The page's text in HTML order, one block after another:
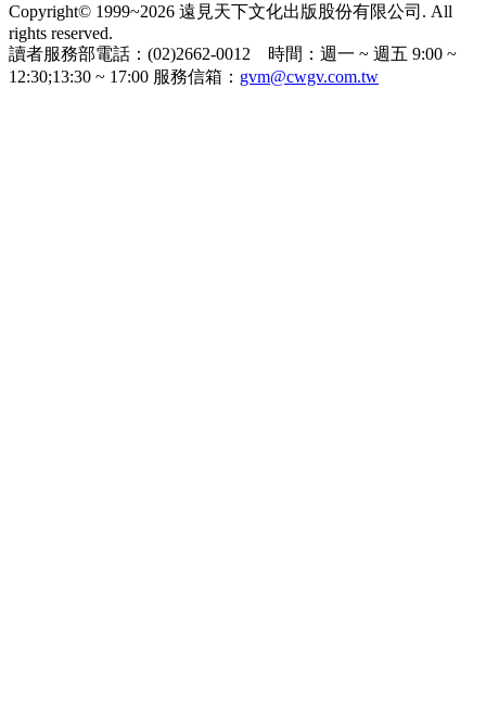
Copyright© 1999~2026 遠見天下文化出版股份有限公司. All
rights reserved.
讀者服務部電話：(02)2662-0012 時間：週一 ~ 週五 9:00 ~
12:30;13:30 ~ 17:00 服務信箱： gvm@cwgv.com.tw